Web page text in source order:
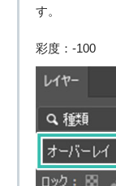
す。
彩度：-100